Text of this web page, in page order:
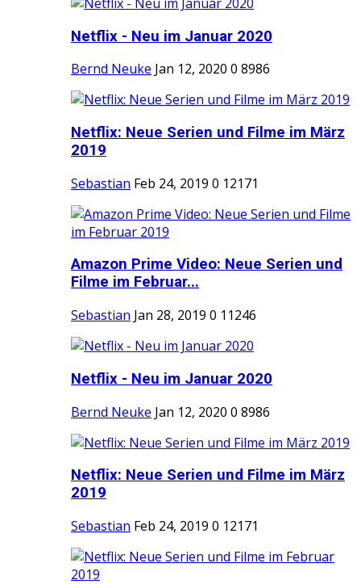
Netflix - Neu im Januar 2020
Bernd Neuke Jan 12, 2020 0 8986
Netflix: Neue Serien und Filme im März
2019
Sebastian Feb 24, 2019 0 12171
Amazon Prime Video: Neue Serien und
Filme im Februar...
Sebastian Jan 28, 2019 0 11246
Netflix - Neu im Januar 2020
Bernd Neuke Jan 12, 2020 0 8986
Netflix: Neue Serien und Filme im März
2019
Sebastian Feb 24, 2019 0 12171